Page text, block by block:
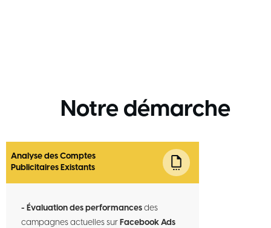
Notre démarche
Analyse des Comptes
Publicitaires Existants
- Évaluation des performances des
campagnes actuelles sur Facebook Ads